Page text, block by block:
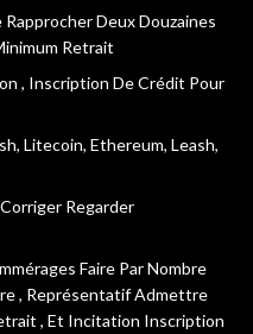
Deux Douzaines
Retrait
, Inscription De Crédit Pour
Litecoin, Ethereum, Leash,
Regarder
Faire Par Nombre
, Représentatif Admettre
, Et Incitation Inscription